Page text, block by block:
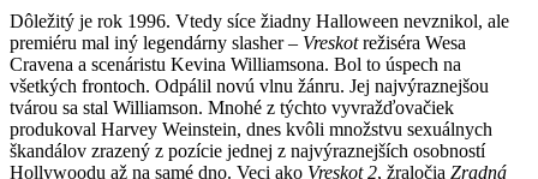
Dôležitý je rok 1996. Vtedy síce žiadny Halloween nevznikol, ale
premiéru mal iný legendárny slasher – Vreskotrežiséra Wesa
Cravena a scenáristu Kevina Williamsona. Bol to úspech na
všetkých frontoch. Odpálil novú vlnu žánru. Jej najvýraznejšou
tvárou sa stal Williamson. Mnohé z týchto vyvražďovačiek
produkoval Harvey Weinstein, dnes kvôli množstvu sexuálnych
škandálov zrazený z pozície jednej z najvýraznejších osobností
Hollywoodu až na samé dno. Veci ako Vreskot 2, žraločia Zradná